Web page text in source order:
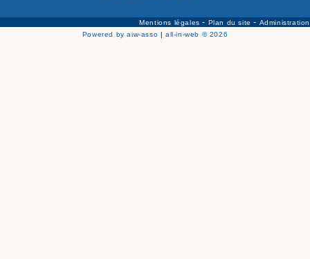
Mentions légales- Plan du site- Administration
Powered by aiw-asso | all-in-web © 2026